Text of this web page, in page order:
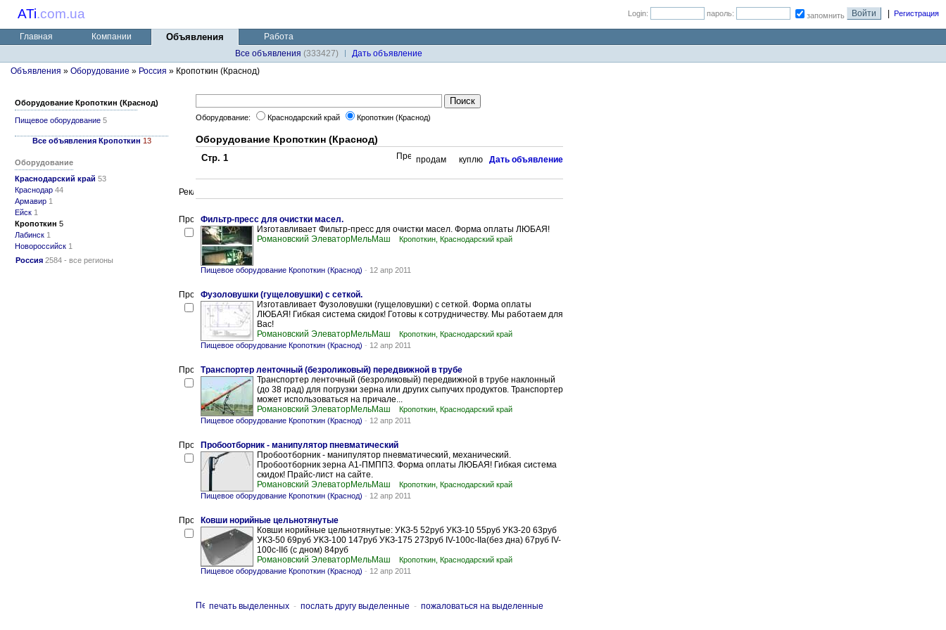
ATi.com.ua Login: пароль: запомнить Регистрация
Главная Компании Объявления
Работа
Все объявления (333427)
Дaть объявление
Объявления » Оборудование » Россия » Кропоткин (Краснод)
Оборудование Кропоткин (Краснод)
Пищевое оборудование 5
Все объявления Кропоткин 13
Оборудование
Краснодарский край 53
Краснодар 44
Армавир 1
Ейск 1
Кропоткин 5
Лабинск 1
Новороссийск 1
Россия 2584 - все регионы
Оборудование: Краснодарский край Кропоткин (Краснод)
Оборудование Кропоткин (Краснод)
Стр. 1 продам куплю Дaть объявление
Фильтр-пресс для очистки масел.
Изготавливает Фильтр-пресс для очистки масел. Форма оплаты ЛЮБАЯ!
Романовский ЭлеваторМельМаш
Кропоткин, Краснодарский край
Пищевое оборудование Кропоткин (Краснод) - 12 апр 2011
Фузоловушки (гущеловушки) с сеткой.
Изготавливает Фузоловушки (гущеловушки) с сеткой. Форма оплаты
ЛЮБАЯ! Гибкая система скидок! Готовы к сотрудничеству. Мы работаем для
Вас!
Романовский ЭлеваторМельМаш
Кропоткин, Краснодарский край
Пищевое оборудование Кропоткин (Краснод) - 12 апр 2011
Транспортер ленточный (безроликовый) передвижной в трубе
Транспортер ленточный (безроликовый) передвижной в трубе наклонный
(до 38 град) для погрузки зерна или других сыпучих продуктов. Транспортер
может использоваться на причале...
Романовский ЭлеваторМельМаш
Кропоткин, Краснодарский край
Пищевое оборудование Кропоткин (Краснод) - 12 апр 2011
Пробоотборник - манипулятор пневматический
Пробоотборник - манипулятор пневматический, механический.
Пробоотборник зерна А1-ПМППЗ. Форма оплаты ЛЮБАЯ! Гибкая система
скидок! Прайс-лист на сайте.
Романовский ЭлеваторМельМаш
Кропоткин, Краснодарский край
Пищевое оборудование Кропоткин (Краснод) - 12 апр 2011
Ковши норийные цельнотянутые
Ковши норийные цельнотянутые: УКЗ-5 52руб УКЗ-10 55руб УКЗ-20 63руб
УКЗ-50 69руб УКЗ-100 147руб УКЗ-175 273руб IV-100c-IIa(без дна) 67руб IV-
100c-IIб (с дном) 84руб
Романовский ЭлеваторМельМаш
Кропоткин, Краснодарский край
Пищевое оборудование Кропоткин (Краснод) - 12 апр 2011
печать выделенных - послать другу выделенные - пожаловаться на выделенные